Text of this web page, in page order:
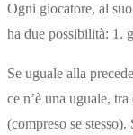
Ogni giocatore, al
ha due possibilità: 1.
Se uguale alla
ce n’è una uguale,
(compreso se